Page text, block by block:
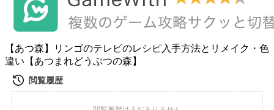
【あつ森】リンゴのテレビのレシピ入手方法とリメイク・色
違い【あつまれどうぶつの森】